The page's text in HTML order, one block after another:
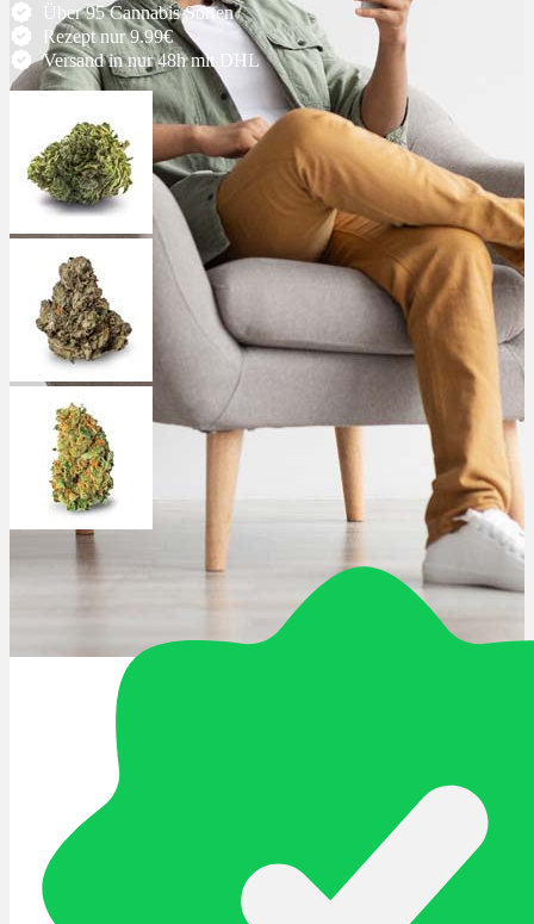
Therapien
Alle Krankheiten
Chronische Schmerzen
Angststörungen
Chronische Migräne
Depressionen
Schlafstörungen
Cannabis Ärzte
Cannabis Rezept
Cannabis Apotheke
Wissen
Über 95 Cannabis Sorten
Rezept nur 9.99€
Versand in nur 48h mit DHL